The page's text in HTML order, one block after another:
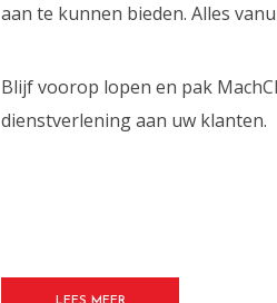
aan te kunnen bieden. Alles
Blijf voorop lopen en pak
dienstverlening aan uw klanten.